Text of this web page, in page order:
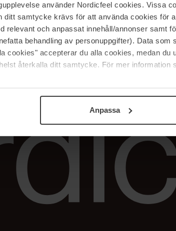
använder Nordicfeel cookies. Vissa
ditt samtycke krävs för att använda cookies för
relevant och anpassat innehåll/annonser samt
behandling av personuppgifter). Data som
cookies" accepterar du alla cookies, medan du
återkalla ditt samtycke. För mer information
Anpassa
Vår butik
Våra varumärken
Jobba hos oss
Samarbeta med oss
The Beauty Edit